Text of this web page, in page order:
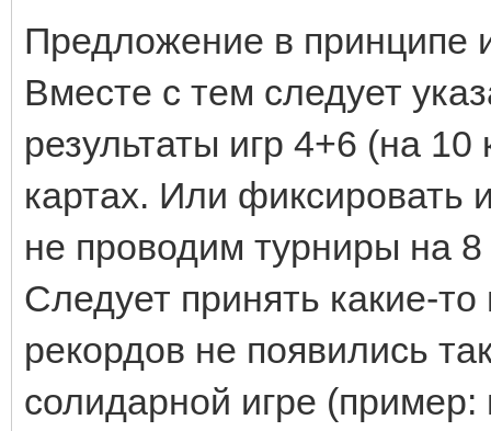
Предложение в принципе
Вместе с тем следует
результаты игр 4+6 (на
картах. Или фиксировать
не проводим турниры на
Следует принять какие-
рекордов не появились
солидарной игре (пример: